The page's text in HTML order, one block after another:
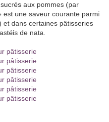
aux pommes (par
est une saveur courante parmi
et dans certaines pâtisseries
de nata.